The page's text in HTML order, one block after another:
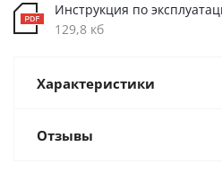
Инструкция по
129,8 кб
Характеристики
Отзывы